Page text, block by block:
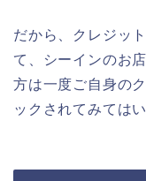
だから、クレジッ
て、シーインのお
方は一度ご自身の
ックされてみては